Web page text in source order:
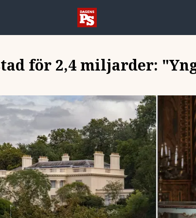
för 2,4 miljarder: